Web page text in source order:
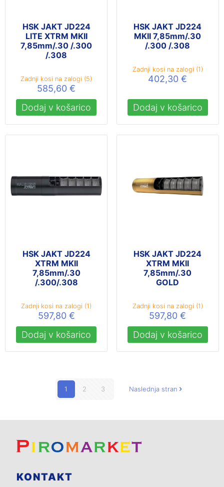
HSK JAKT JD224
LITE XTRM MKII
7,85mm/.30 /.300
/.308
Zadnji kosi na zalogi (5)
585,60€
Dodaj v košarico
HSK JAKT JD224
MKII 7,85mm/.30
/.300 /.308
Zadnji kosi na zalogi (1)
402,30€
Dodaj v košarico
HSK JAKT JD224
XTRM MKII
7,85mm/.30
/.300/.308
Zadnji kosi na zalogi (1)
597,80 €
Dodaj v košarico
HSK JAKT JD224
XTRM MKII
7,85mm/.30
GOLD
Zadnji kosi na zalogi (1)
597,80€
Dodaj v košarico
1 2 3 Naslednja stran
KONTAKT